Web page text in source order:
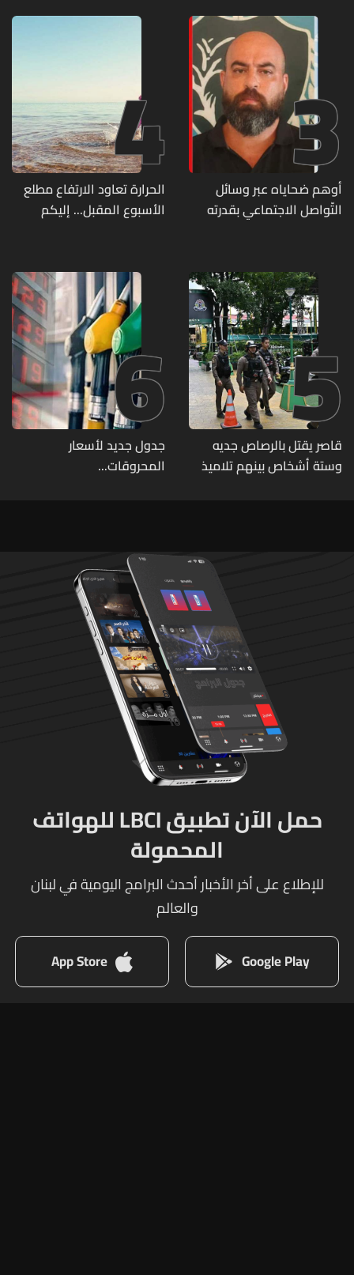
3
أوهم ضحاياه عبر وسائل
التّواصل الاجتماعي بقدرته
وقع ضحيّة أعماله؟
4
الحرارة تعاود الارتفاع مطلع
الأسبوع المقبل... إليكم
5
قاصر يقتل بالرصاص جديه
وستة أشخاص بينهم تلاميذ
6
جدول جديد لأسعار
المحروقات...
حمل الآن تطبيق LBCI للهواتف
المحمولة
للإطلاع على أخر الأخبار أحدث البرامج اليومية في لبنان
والعالم
Google Play
App Store